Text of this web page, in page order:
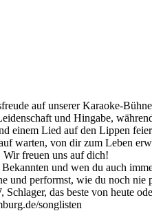
auf unserer Karaoke-
und Hingabe,
einem Lied auf den Lippen
warten, von dir zum Leben
freuen uns auf dich!
und wen du auch
und performst, wie du noch
das beste von heute
songlisten